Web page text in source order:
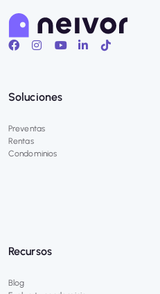
Soluciones
Preventas
Rentas
Condominios
Recursos
Blog